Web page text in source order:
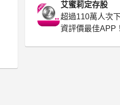
艾蜜莉定存股
超過110萬人次
資評價最佳APP！